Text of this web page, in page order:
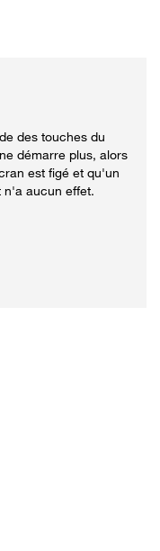
des touches du
démarre plus, alors
est figé et qu'un
n'a aucun effet.